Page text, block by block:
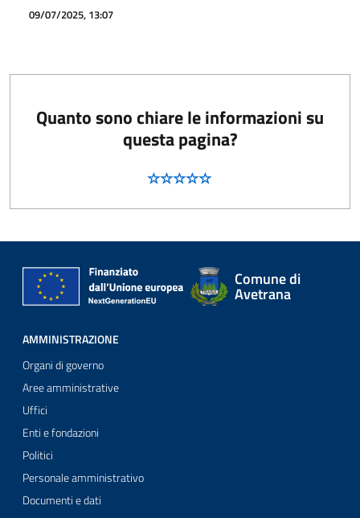
09/07/2025, 13:07
Quanto sono chiare le informazioni su
questa pagina?
Comune di
Avetrana
AMMINISTRAZIONE
Organi di governo
Aree amministrative
Uffici
Enti e fondazioni
Politici
Personale amministrativo
Documenti e dati